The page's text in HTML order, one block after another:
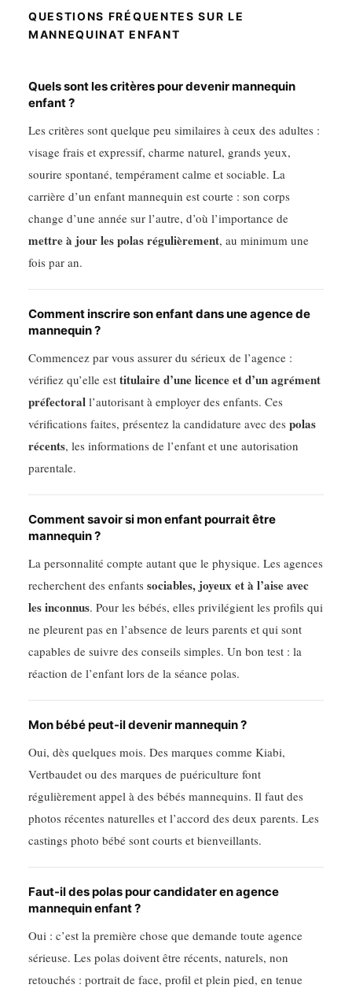
QUESTIONS FRÉQUENTES SUR LE
MANNEQUINAT ENFANT
Quels sont les critères pour devenir mannequin
enfant ?
Les critères sont quelque peu similaires à ceux des adultes :
visage frais et expressif, charme naturel, grands yeux,
sourire spontané, tempérament calme et sociable. La
carrière d’un enfant mannequin est courte : son corps
change d’une année sur l’autre, d’où l’importance de
mettre à jour les polas régulièrement, au minimum une
fois par an.
Comment inscrire son enfant dans une agence de
mannequin ?
Commencez par vous assurer du sérieux de l’agence :
vérifiez qu’elle est titulaire d’une licence et d’un agrément
préfectoral l’autorisant à employer des enfants. Ces
vérifications faites, présentez la candidature avec des polas
récents, les informations de l’enfant et une autorisation
parentale.
Comment savoir si mon enfant pourrait être
mannequin ?
La personnalité compte autant que le physique. Les agences
recherchent des enfants sociables, joyeux et à l’aise avec
les inconnus. Pour les bébés, elles privilégient les profils qui
ne pleurent pas en l’absence de leurs parents et qui sont
capables de suivre des conseils simples. Un bon test : la
réaction de l’enfant lors de la séance polas.
Mon bébé peut-il devenir mannequin ?
Oui, dès quelques mois. Des marques comme Kiabi,
Vertbaudet ou des marques de puériculture font
régulièrement appel à des bébés mannequins. Il faut des
photos récentes naturelles et l’accord des deux parents. Les
castings photo bébé sont courts et bienveillants.
Faut-il des polas pour candidater en agence
mannequin enfant ?
Oui : c’est la première chose que demande toute agence
sérieuse. Les polas doivent être récents, naturels, non
retouchés : portrait de face, profil et plein pied, en tenue